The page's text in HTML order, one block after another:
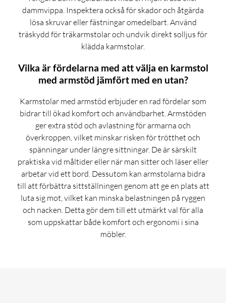
dammvippa. Inspektera också för skador och åtgärda
lösa skruvar eller fästningar omedelbart. Använd
träskydd för träkarmstolar och undvik direkt solljus för
klädda karmstolar.
Vilka är fördelarna med att välja en karmstol
med armstöd jämfört med en utan?
Karmstolar med armstöd erbjuder en rad fördelar som
bidrar till ökad komfort och användbarhet. Armstöden
ger extra stöd och avlastning för armarna och
överkroppen, vilket minskar risken för trötthet och
spänningar under längre sittningar. De är särskilt
praktiska vid måltider eller när man sitter och läser eller
arbetar vid ett bord. Dessutom kan armstolarna bidra
till att förbättra sittställningen genom att ge en plats att
luta sig mot, vilket kan minska belastningen på ryggen
och nacken. Detta gör dem till ett utmärkt val för alla
som uppskattar både komfort och ergonomi i sina
möbler.